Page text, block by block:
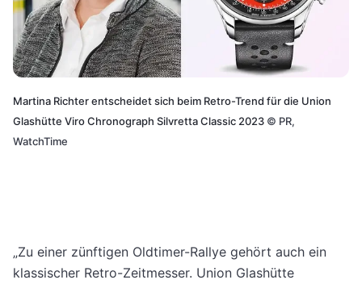
Martina Richter entscheidet sich beim Retro-Trend für die Union
Glashütte Viro Chronograph Silvretta Classic 2023 © PR,
WatchTime
„Zu einer zünftigen Oldtimer-Rallye gehört auch ein
klassischer Retro-Zeitmesser. Union Glashütte